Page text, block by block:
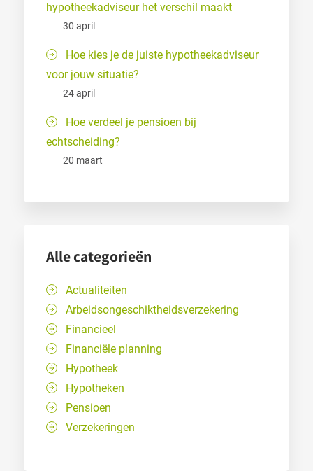
hypotheekadviseur het verschil maakt
30 april
Hoe kies je de juiste hypotheekadviseur
voor jouw situatie?
24 april
Hoe verdeel je pensioen bij
echtscheiding?
20 maart
Alle categorieën
Actualiteiten
Arbeidsongeschiktheidsverzekering
Financieel
Financiële planning
Hypotheek
Hypotheken
Pensioen
Verzekeringen